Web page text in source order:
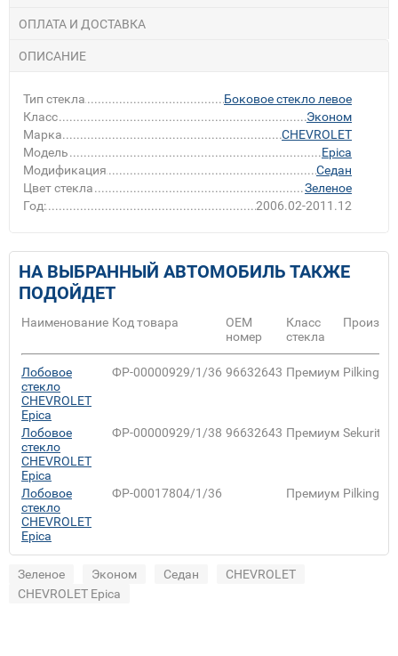
ОПЛАТА И ДОСТАВКА
ОПИСАНИЕ
Тип стекла
Боковое стекло левое
Класс
Эконом
Марка
CHEVROLET
Модель
Epica
Модификация
Седан
Цвет стекла
Зеленое
Год:
2006.02-2011.12
НА ВЫБРАННЫЙ АВТОМОБИЛЬ ТАКЖЕ
ПОДОЙДЕТ
Наименование Код товара
ОЕМ
номер
Класс
стекла
Лобовое
стекло
CHEVROLET
Epica
ФР-00000929/1/36 96632643 Премиум Pilkington
Лобовое
стекло
CHEVROLET
Epica
ФР-00000929/1/38 96632643 Премиум Sekurit
Лобовое
стекло
CHEVROLET
Epica
ФР-00017804/1/36 Премиум Pilkington
Зеленое Эконом Седан
CHEVROLET
CHEVROLET Epica